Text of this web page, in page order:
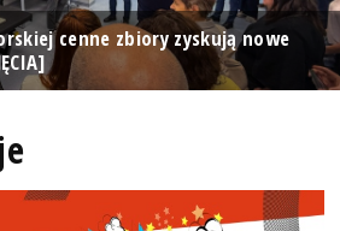
cenne zbiory zyskują nowe